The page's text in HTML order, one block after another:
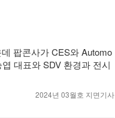
팝콘사가 CES와 Automo
대표와 SDV 환경과 전시
2024년 03월호 지면기사